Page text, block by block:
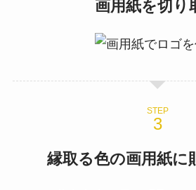
画用紙を切り
STEP
縁取る色の画用紙に